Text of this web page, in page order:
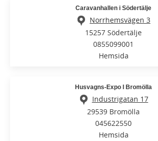
Caravanhallen i Södertälje
Norrhemsvägen 3
15257 Södertälje
0855099001
Hemsida
Husvagns-Expo I Bromölla
Industrigatan 17
29539 Bromölla
045622550
Hemsida